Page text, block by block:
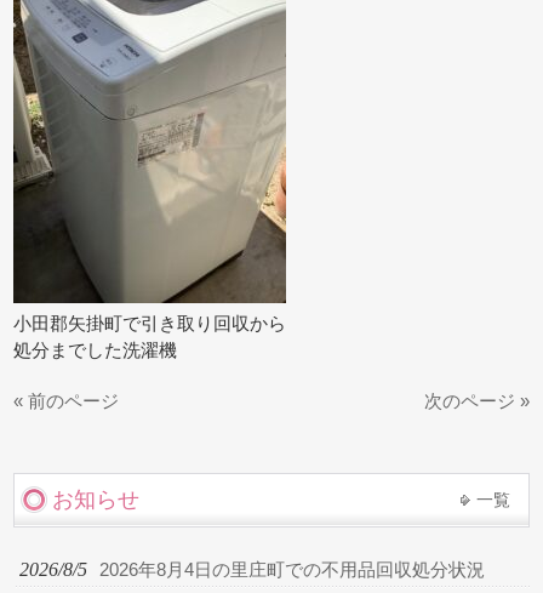
小田郡矢掛町で引き取り回収から
処分までした洗濯機
« 前のページ 次のページ »
お知らせ 一覧
2026/8/5 2026年8月4日の里庄町での不用品回収処分状況